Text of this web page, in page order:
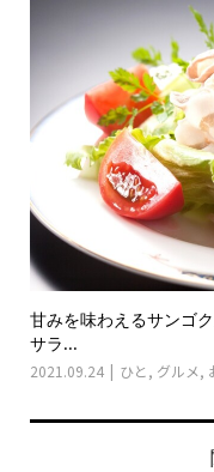
甘みを味わえるサンゴ
サラ...
2021.09.24 ひと , グルメ,